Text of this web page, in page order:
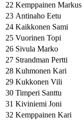
22 Kemppainen Markus
23 Antinaho Eetu
24 Kaikkonen Sami
25 Vuorinen Topi
26 Sivula Marko
27 Strandman Pertti
28 Kuhmonen Kari
29 Kukkonen Vili
30 Timperi Santtu
31 Kiviniemi Joni
32 Kemppainen Kari